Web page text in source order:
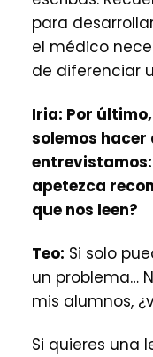
para
el médico
de diferenciar
Iria: Por
solemos
apetezca
que nos leen?
Teo: Si solo
un problema…
mis alumnos,
Si quieres una